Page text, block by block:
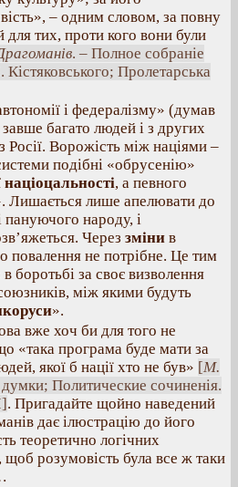
– одним словом, за повну
для тих, проти кого вони були
. – Полное собраніе
Пролетарська
і федералізму» (думав
багато людей і з других
Росії. Ворожість між націями –
подібні «обрусенію»
націоцальності, а певного
Лишається лише апелювати до
пануючого народу, і
Через зміни в
повалення не потрібне. Це тим
боротьбі за своє визволення
між якими будуть
».
вже хоч би для того не
«така програма буде мати за
якої б нації хто не був» [М.
Политические сочиненія.
. Пригадайте щойно наведений
дає ілюстрацію до його
теоретично логічних
щоб розумовість була все ж таки